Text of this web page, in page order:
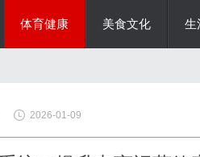
体育健康 美食文化 生
2026-01-09